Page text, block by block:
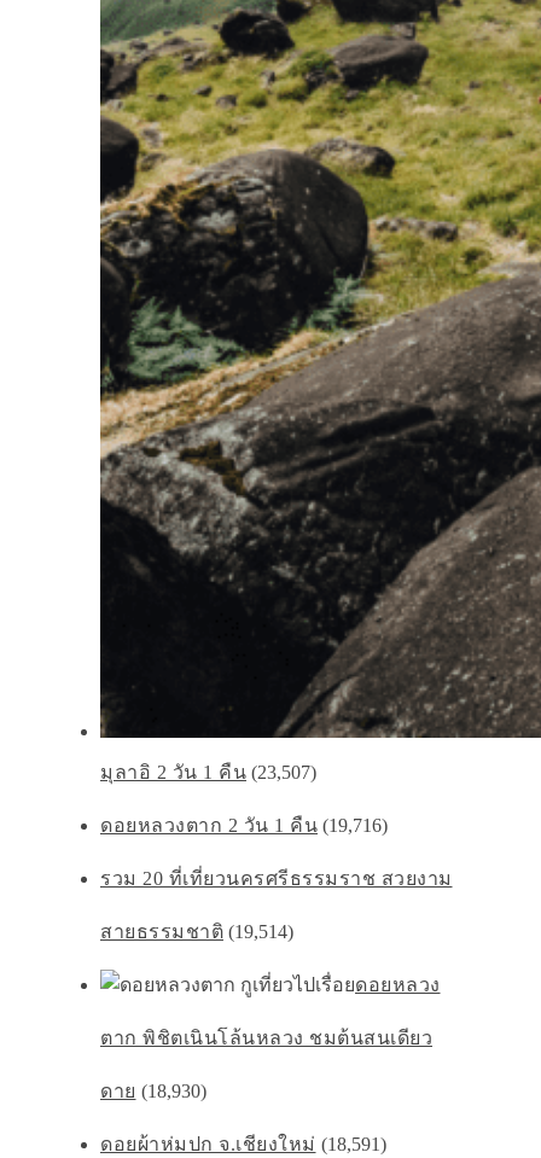
มุลาอิ 2 วัน 1 คืน (23,507)
ดอยหลวงตาก 2 วัน 1 คืน (19,716)
รวม 20 ที่เที่ยวนครศรีธรรมราช สวยงาม
สายธรรมชาติ (19,514)
ดอยหลวง
ตาก พิชิตเนินโล้นหลวง ชมต้นสนเดียว
ดาย (18,930)
ดอยผ้าห่มปก จ.เชียงใหม่ (18,591)